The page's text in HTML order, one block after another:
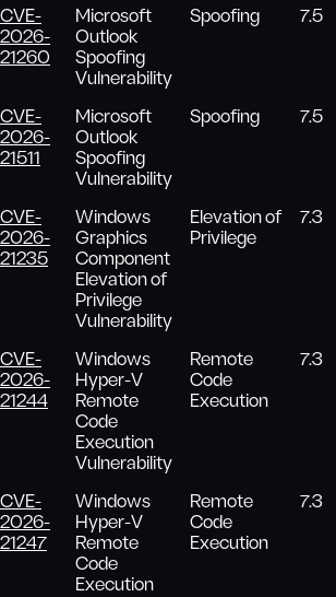
CVE-
2026-
21260
Microsoft
Outlook
Spoofing
Vulnerability
Spoofing 7.5
CVE-
2026-
21511
Microsoft
Outlook
Spoofing
Vulnerability
Spoofing 7.5
CVE-
2026-
21235
Windows
Graphics
Component
Elevation of
Privilege
Vulnerability
Elevation of
Privilege
7.3
CVE-
2026-
21244
Windows
Hyper-V
Remote
Code
Execution
Vulnerability
Remote
Code
Execution
7.3
CVE-
2026-
21247
Windows
Hyper-V
Remote
Code
Execution
Remote
Code
Execution
7.3